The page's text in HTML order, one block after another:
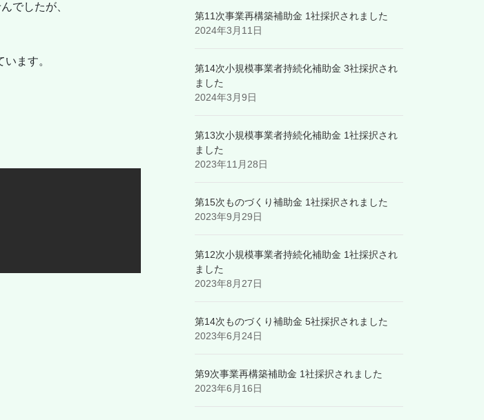
でしたが、
ます。
第11次事業再構築補助金 1社採択されました
2024年3月11日
第14次小規模事業者持続化補助金 3社採択され
ました
2024年3月9日
第13次小規模事業者持続化補助金 1社採択され
ました
2023年11月28日
第15次ものづくり補助金 1社採択されました
2023年9月29日
第12次小規模事業者持続化補助金 1社採択され
ました
2023年8月27日
第14次ものづくり補助金 5社採択されました
2023年6月24日
第9次事業再構築補助金 1社採択されました
2023年6月16日